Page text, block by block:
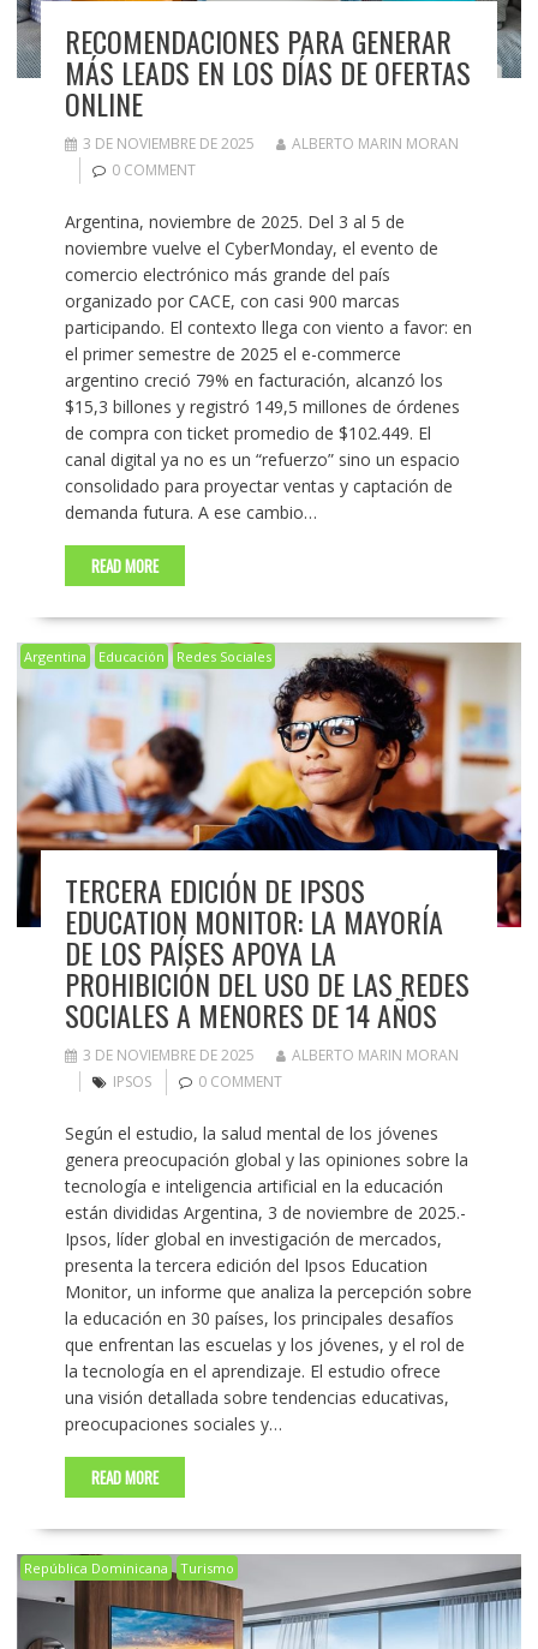
RECOMENDACIONES PARA GENERAR
MÁS LEADS EN LOS DÍAS DE OFERTAS
ONLINE
3 DE NOVIEMBRE DE 2025
ALBERTO MARIN MORAN
0 COMMENT
Argentina, noviembre de 2025. Del 3 al 5 de
noviembre vuelve el CyberMonday, el evento de
comercio electrónico más grande del país
organizado por CACE, con casi 900 marcas
participando. El contexto llega con viento a favor: en
el primer semestre de 2025 el e-commerce
argentino creció 79% en facturación, alcanzó los
$15,3 billones y registró 149,5 millones de órdenes
de compra con ticket promedio de $102.449. El
canal digital ya no es un “refuerzo” sino un espacio
consolidado para proyectar ventas y captación de
demanda futura. A ese cambio…
READ MORE
Argentina Educación Redes Sociales
TERCERA EDICIÓN DE IPSOS
EDUCATION MONITOR: LA MAYORÍA
DE LOS PAÍSES APOYA LA
PROHIBICIÓN DEL USO DE LAS REDES
SOCIALES A MENORES DE 14 AÑOS
3 DE NOVIEMBRE DE 2025
ALBERTO MARIN MORAN
IPSOS
0 COMMENT
Según el estudio, la salud mental de los jóvenes
genera preocupación global y las opiniones sobre la
tecnología e inteligencia artificial en la educación
están divididas Argentina, 3 de noviembre de 2025.-
Ipsos, líder global en investigación de mercados,
presenta la tercera edición del Ipsos Education
Monitor, un informe que analiza la percepción sobre
la educación en 30 países, los principales desafíos
que enfrentan las escuelas y los jóvenes, y el rol de
la tecnología en el aprendizaje. El estudio ofrece
una visión detallada sobre tendencias educativas,
preocupaciones sociales y…
READ MORE
República Dominicana Turismo